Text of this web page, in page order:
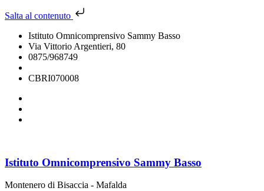
Salta al contenuto
Istituto Omnicomprensivo Sammy Basso
Via Vittorio Argentieri, 80
0875/968749
CBRI070008
Istituto Omnicomprensivo Sammy Basso
Montenero di Bisaccia - Mafalda